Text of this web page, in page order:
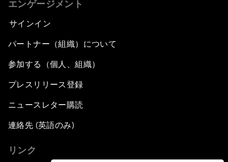
エンゲージメント
サインイン
パートナー（組織）について
参加する（個人、組織）
プレスリリース登録
ニュースレター購読
連絡先 (英語のみ)
リンク